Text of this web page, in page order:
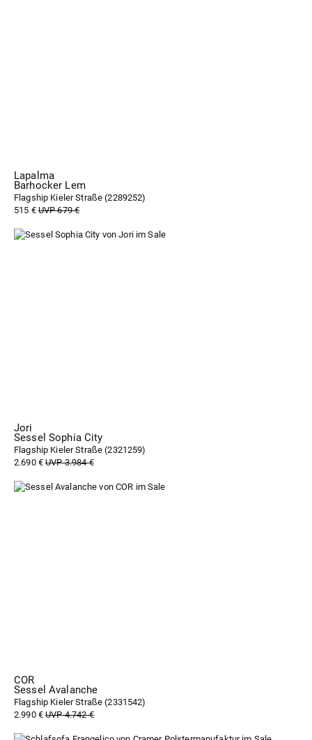
Lapalma
Barhocker Lem
Flagship Kieler Straße (2289252)
515 €UVP 679 €
Jori
Sessel Sophia City
Flagship Kieler Straße (2321259)
2.690 €UVP 3.984 €
COR
Sessel Avalanche
Flagship Kieler Straße (2331542)
2.990 €UVP 4.742 €